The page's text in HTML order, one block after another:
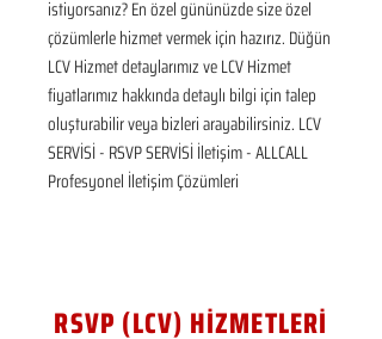
istiyorsanız? En özel gününüzde size özel
çözümlerle hizmet vermek için hazırız. Düğün
LCV Hizmet detaylarımız ve LCV Hizmet
fiyatlarımız hakkında detaylı bilgi için talep
oluşturabilir veya bizleri arayabilirsiniz. LCV
SERVİSİ - RSVP SERVİSİ İletişim - ALLCALL
Profesyonel İletişim Çözümleri
RSVP (LCV) HİZMETLERİ